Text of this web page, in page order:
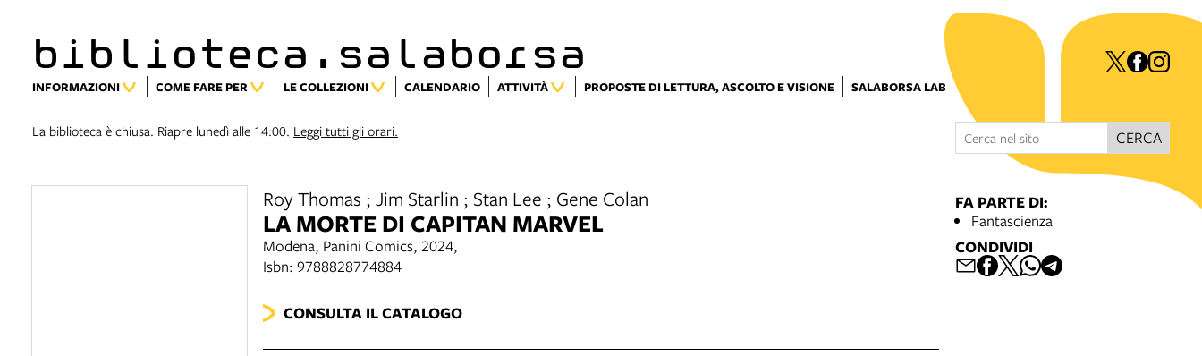
biblioteca.salaborsa
INFORMAZIONI COME FARE PER LE COLLEZIONI CALENDARIO ATTIVITÀ PROPOSTE DI LETTURA, ASCOLTO E VISIONE SALABORSA LAB
La biblioteca è chiusa. Riapre lunedì alle 14:00. Leggi tutti gli orari. CERCA
Roy Thomas ; Jim Starlin ; Stan Lee ; Gene Colan
LA MORTE DI CAPITAN MARVEL
Modena, Panini Comics, 2024,
Isbn: 9788828774884
CONSULTA IL CATALOGO
FA PARTE DI:
Fantascienza
CONDIVIDI